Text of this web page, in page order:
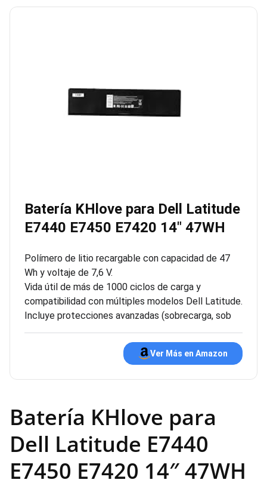
Batería KHlove para Dell Latitude
E7440 E7450 E7420 14″ 47WH
Polímero de litio recargable con capacidad de 47
Wh y voltaje de 7,6 V.
Vida útil de más de 1000 ciclos de carga y
compatibilidad con múltiples modelos Dell Latitude.
Incluye protecciones avanzadas (sobrecarga, sob
Ver Más en Amazon
Batería KHlove para
Dell Latitude E7440
E7450 E7420 14″ 47WH